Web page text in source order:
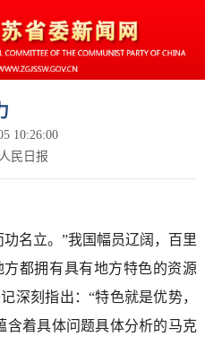
10:26:00
人民日报
名立。”我国幅员辽阔，百里
都拥有具有地方特色的资源
深刻指出：“特色就是优势，
含着具体问题具体分析的马克